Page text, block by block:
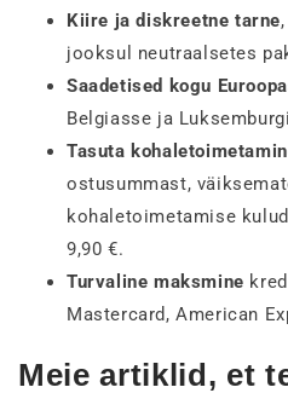
Kiire ja diskreetne tarne
jooksul neutraalsetes
Saadetised kogu
Belgiasse ja
Tasuta
ostusummast,
kohaletoimetamise
9,90 €.
Turvaline maksmine
Mastercard, American
Meie artiklid, et